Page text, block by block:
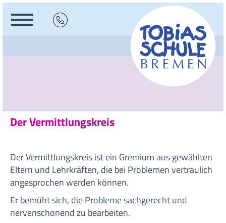
Der Vermittlungskreis
Der Vermittlungskreis ist ein Gremium aus gewählten
Eltern und Lehrkräften, die bei Problemen vertraulich
angesprochen werden können.
Er bemüht sich, die Probleme sachgerecht und
nervenschonend zu bearbeiten.